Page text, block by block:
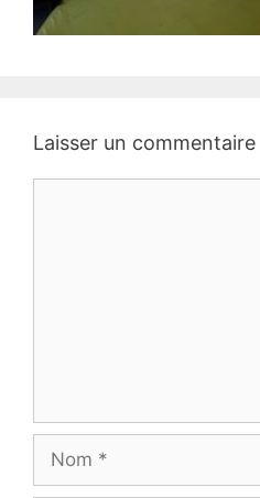
Laisser un commentaire
Nom